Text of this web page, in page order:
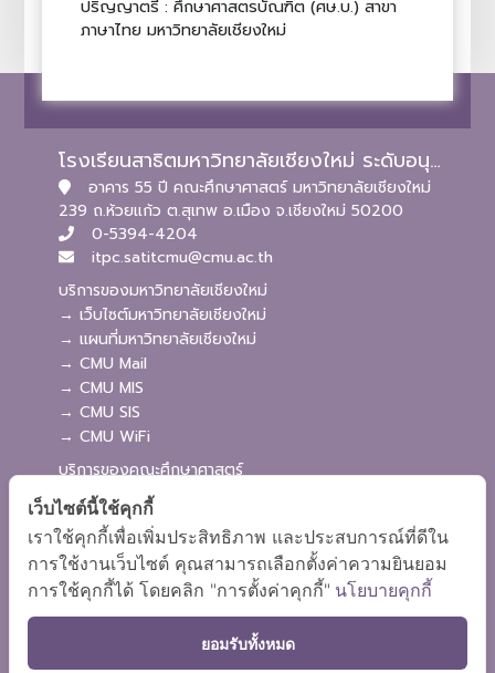
ปริญญาตรี : ศึกษาศาสตรบัณฑิต (ศษ.บ.) สาขา
ภาษาไทย มหาวิทยาลัยเชียงใหม่
โรงเรียนสาธิตมหาวิทยาลัยเชียงใหม่ ระดับอนุบาลและประถมศึกษา
อาคาร 55 ปี คณะศึกษาศาสตร์ มหาวิทยาลัยเชียงใหม่
239 ถ.ห้วยแก้ว ต.สุเทพ อ.เมือง จ.เชียงใหม่ 50200
0-5394-4204
itpc.satitcmu@cmu.ac.th
บริการของมหาวิทยาลัยเชียงใหม่
→ เว็บไซต์มหาวิทยาลัยเชียงใหม่
→ แผนที่มหาวิทยาลัยเชียงใหม่
→ CMU Mail
→ CMU MIS
→ CMU SIS
→ CMU WiFi
บริการของคณะศึกษาศาสตร์
→ เว็บไซต์คณะศึกษาศาสตร์
→ ระบบจัดการเว็บไซต์
→ ระบบ Admission
→ EDU MIS
→ EDU SIS
เว็บไซต์นี้ใช้คุกกี้
เราใช้คุกกี้เพื่อเพิ่มประสิทธิภาพ และประสบการณ์ที่ดีใน
การใช้งานเว็บไซต์ คุณสามารถเลือกตั้งค่าความยินยอม
การใช้คุกกี้ได้ โดยคลิก "การตั้งค่าคุกกี้" นโยบายคุกกี้
ยอมรับทั้งหมด